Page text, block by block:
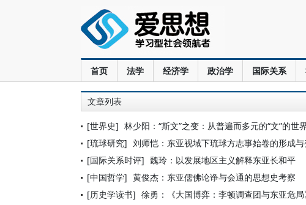
首页 法学 经济学 政治学 国际关系
文章列表
[世界史] 林少阳：“斯文”之变：从普遍而多元的“文”的世
[琉球研究] 刘师恺：东亚视域下琉球方志事始卷的形成
[国际关系时评] 魏玲：以发展地区主义解释东亚长和平
[中国哲学] 黄俊杰：东亚儒佛论诤与会通的思想史考察
[历史学读书] 徐勇：《大国博弈：李顿调查团与东亚危